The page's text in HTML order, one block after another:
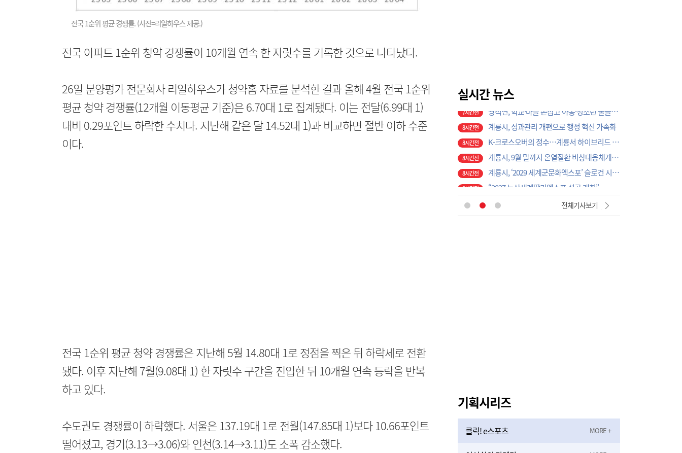
전국 1순위 평균 경쟁률. (사진=리얼하우스 제공.)
전국 아파트 1순위 청약 경쟁률이 10개월 연속 한 자릿수를 기록한 것으로 나타났다.
26일 분양평가 전문회사 리얼하우스가 청약홈 자료를 분석한 결과 올해 4월 전국 1순위
평균 청약 경쟁률(12개월 이동평균 기준)은 6.70대 1로 집계됐다. 이는 전달(6.99대 1)
대비 0.29포인트 하락한 수치다. 지난해 같은 달 14.52대 1)과 비교하면 절반 이하 수준
이다.
전국 1순위 평균 청약 경쟁률은 지난해 5월 14.80대 1로 정점을 찍은 뒤 하락세로 전환
됐다. 이후 지난해 7월(9.08대 1) 한 자릿수 구간을 진입한 뒤 10개월 연속 등락을 반복
하고 있다.
수도권도 경쟁률이 하락했다. 서울은 137.19대 1로 전월(147.85대 1)보다 10.66포인트
떨어졌고, 경기(3.13→3.06)와 인천(3.14→3.11)도 소폭 감소했다.
실시간 뉴스
8시간전
8시간전
8시간전 “2027 논산세계딸기엑스포 성공 개최”… 지역 단체·기업 응원 열기 ‘후끈’
8시간전 태안군, 2026 을지연습 준비 '이상 무'
8시간전 공주소방서, 20일 ‘소방차 길 터주기’ 전국 긴급출동 훈련
8시간전
4시간전 [현장에서 만난 사람]세계 최대 반도체 공정 장비 제조 기업 ASML 한종호 매니저
5시간전 대전교육청 교육국장에 명달호… 9월 1일자 181명 인사
전체기사보기
기획시리즈
클릭! e스포츠